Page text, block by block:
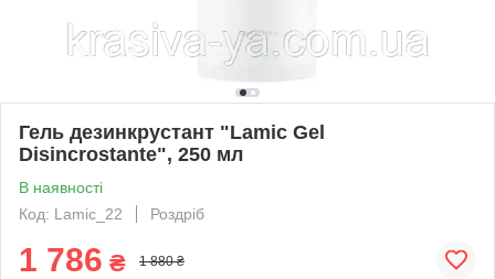
Гель дезинкрустант "Lamic Gel
Disincrostante", 250 мл
В наявності
Код: Lamic_22
Роздріб
1 786 ₴ 1 880 ₴